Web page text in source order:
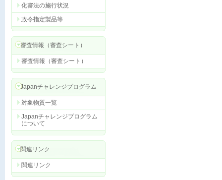
化審法の施行状況
政令指定製品等
審査情報（審査シート）
審査情報（審査シート）
Japanチャレンジプログラム
対象物質一覧
Japanチャレンジプログラム
について
関連リンク
関連リンク